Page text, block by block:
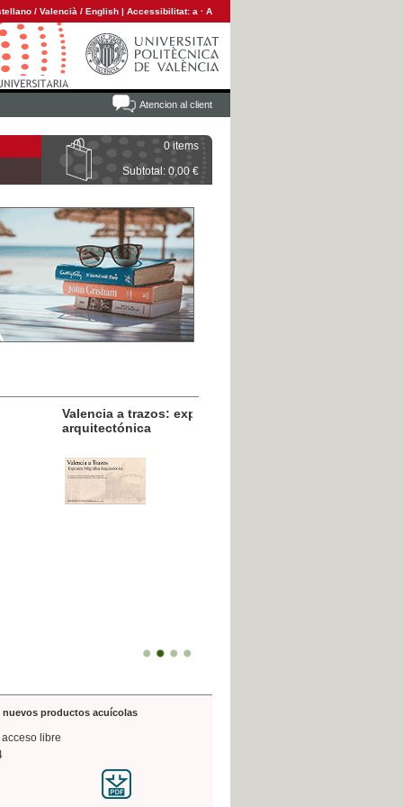
/ Valencià / English | Accessibilitat: a · A
Atencion al client
0 items
Subtotal: 0,00 €
poligráfica
nuevos productos acuícolas
libre